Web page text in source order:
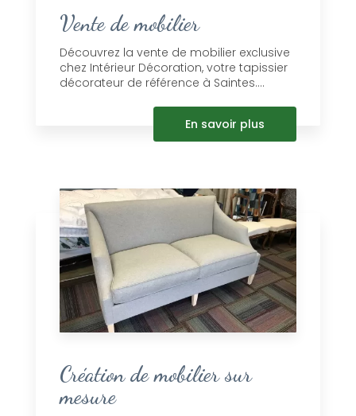
Vente de mobilier
Découvrez la vente de mobilier exclusive
chez Intérieur Décoration, votre tapissier
décorateur de référence à Saintes....
En savoir plus
Création de mobilier sur
mesure